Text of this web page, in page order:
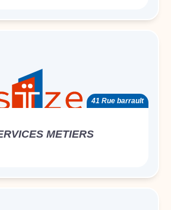
41 Rue barrault
METIERS